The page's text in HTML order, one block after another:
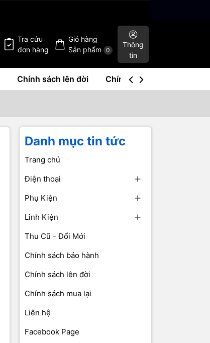
Tra cứu
đơn hàng
Giỏ hàng
Sản phẩm
0
Thông
tin
Chính sách lên đời Chính sách mua lại
Danh mục tin tức
Trang chủ
Điện thoại
Phụ Kiện
Linh Kiện
Thu Cũ - Đổi Mới
Chính sách bảo hành
Chính sách lên đời
Chính sách mua lại
Liên hệ
Facebook Page